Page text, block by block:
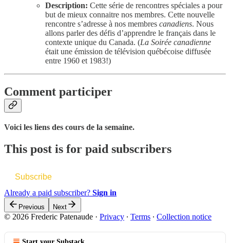
Description: Cette série de rencontres spéciales a pour
but de mieux connaitre nos membres. Cette nouvelle
rencontre s’adresse à nos membres canadiens. Nous
allons parler des défis d’apprendre le français dans le
contexte unique du Canada. (La Soirée canadienne
était une émission de télévision québécoise diffusée
entre 1960 et 1983!)
Comment participer
Voici les liens des cours de la semaine.
This post is for paid subscribers
Subscribe
Already a paid subscriber? Sign in
Previous Next
© 2026 Frederic Patenaude · Privacy ∙ Terms ∙ Collection notice